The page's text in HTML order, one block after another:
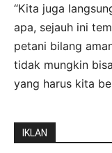
“Kita juga
apa, sejauh ini
petani bilang
tidak mungkin
yang harus kita
IKLAN